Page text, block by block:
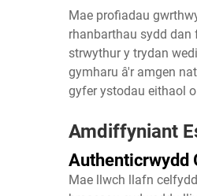
Mae profiadau
rhanbarthau sydd
strwythur y trydan
gymharu â'r amgen
gyfer ystodau eithaol
Amdiffyniant
Authenticrwydd
Mae llwch llafn